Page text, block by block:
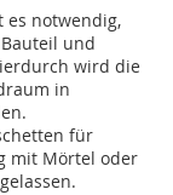
es notwendig,
und
wird die
in
für
mit Mörtel oder